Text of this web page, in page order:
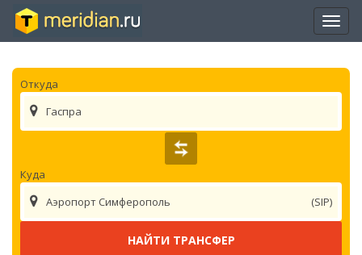
Откуда
Гаспра
Куда
(SIP)
Аэропорт Симферополь